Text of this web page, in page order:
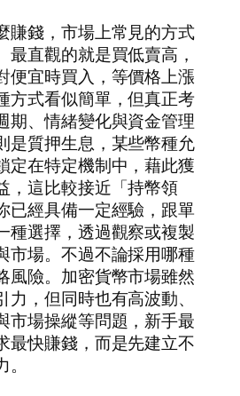
賺錢，市場上常見的方式
最直觀的就是買低賣高，
便宜時買入，等價格上漲
方式看似簡單，但真正考
期、情緒變化與資金管理
是質押生息，某些幣種允
定在特定機制中，藉此獲
，這比較接近「持幣領
已經具備一定經驗，跟單
種選擇，透過觀察或複製
市場。不過不論採用哪種
風險。加密貨幣市場雖然
，但同時也有高波動、
市場操縱等問題，新手最
最快賺錢，而是先建立不